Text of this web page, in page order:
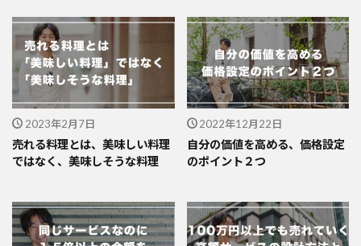
2023年2月7日
売れる料理とは、美味しい料理
ではなく、美味しそうな料理
2022年12月22日
自分の価値を高める、価格設定
のポイント２つ